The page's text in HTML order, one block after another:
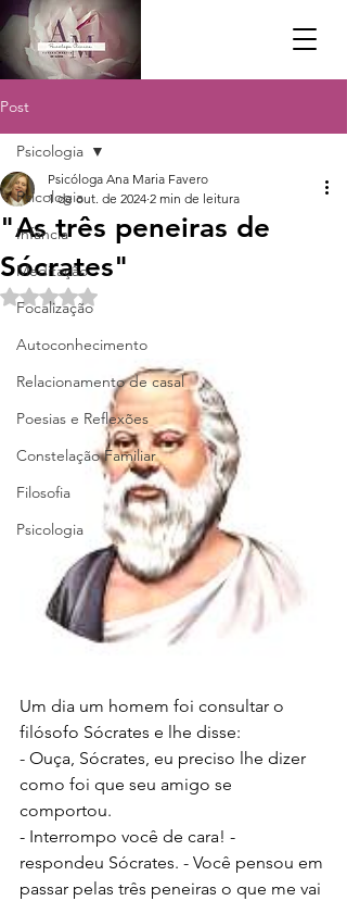
Post
Psicologia
Infância
Meditação
Focalização
Autoconhecimento
Relacionamento de casal
Poesias e Reflexões
Constelação Familiar
Filosofia
Psicologia
Psicologia
"As três peneiras de
Sócrates"
Psicóloga Ana Maria Favero
1 de out. de 2024 2 min de leitura
Avaliado com NaN de 5 estrelas.
Um dia um homem foi consultar o
filósofo Sócrates e lhe disse:
- Ouça, Sócrates, eu preciso lhe dizer
como foi que seu amigo se
comportou.
- Interrompo você de cara! -
respondeu Sócrates. - Você pensou em
passar pelas três peneiras o que me vai